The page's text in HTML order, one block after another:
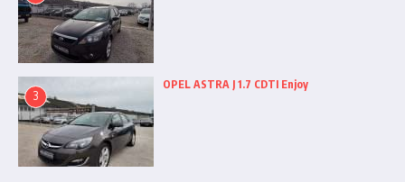
3
OPEL ASTRA J 1.7 CDTI Enjoy